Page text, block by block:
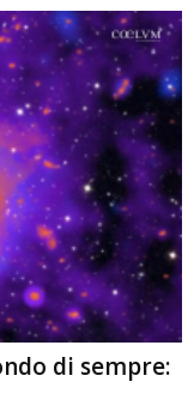
di sempre: